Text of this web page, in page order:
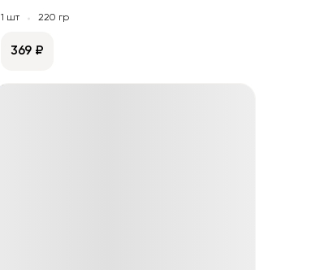
1 шт 220 гр
369 ₽